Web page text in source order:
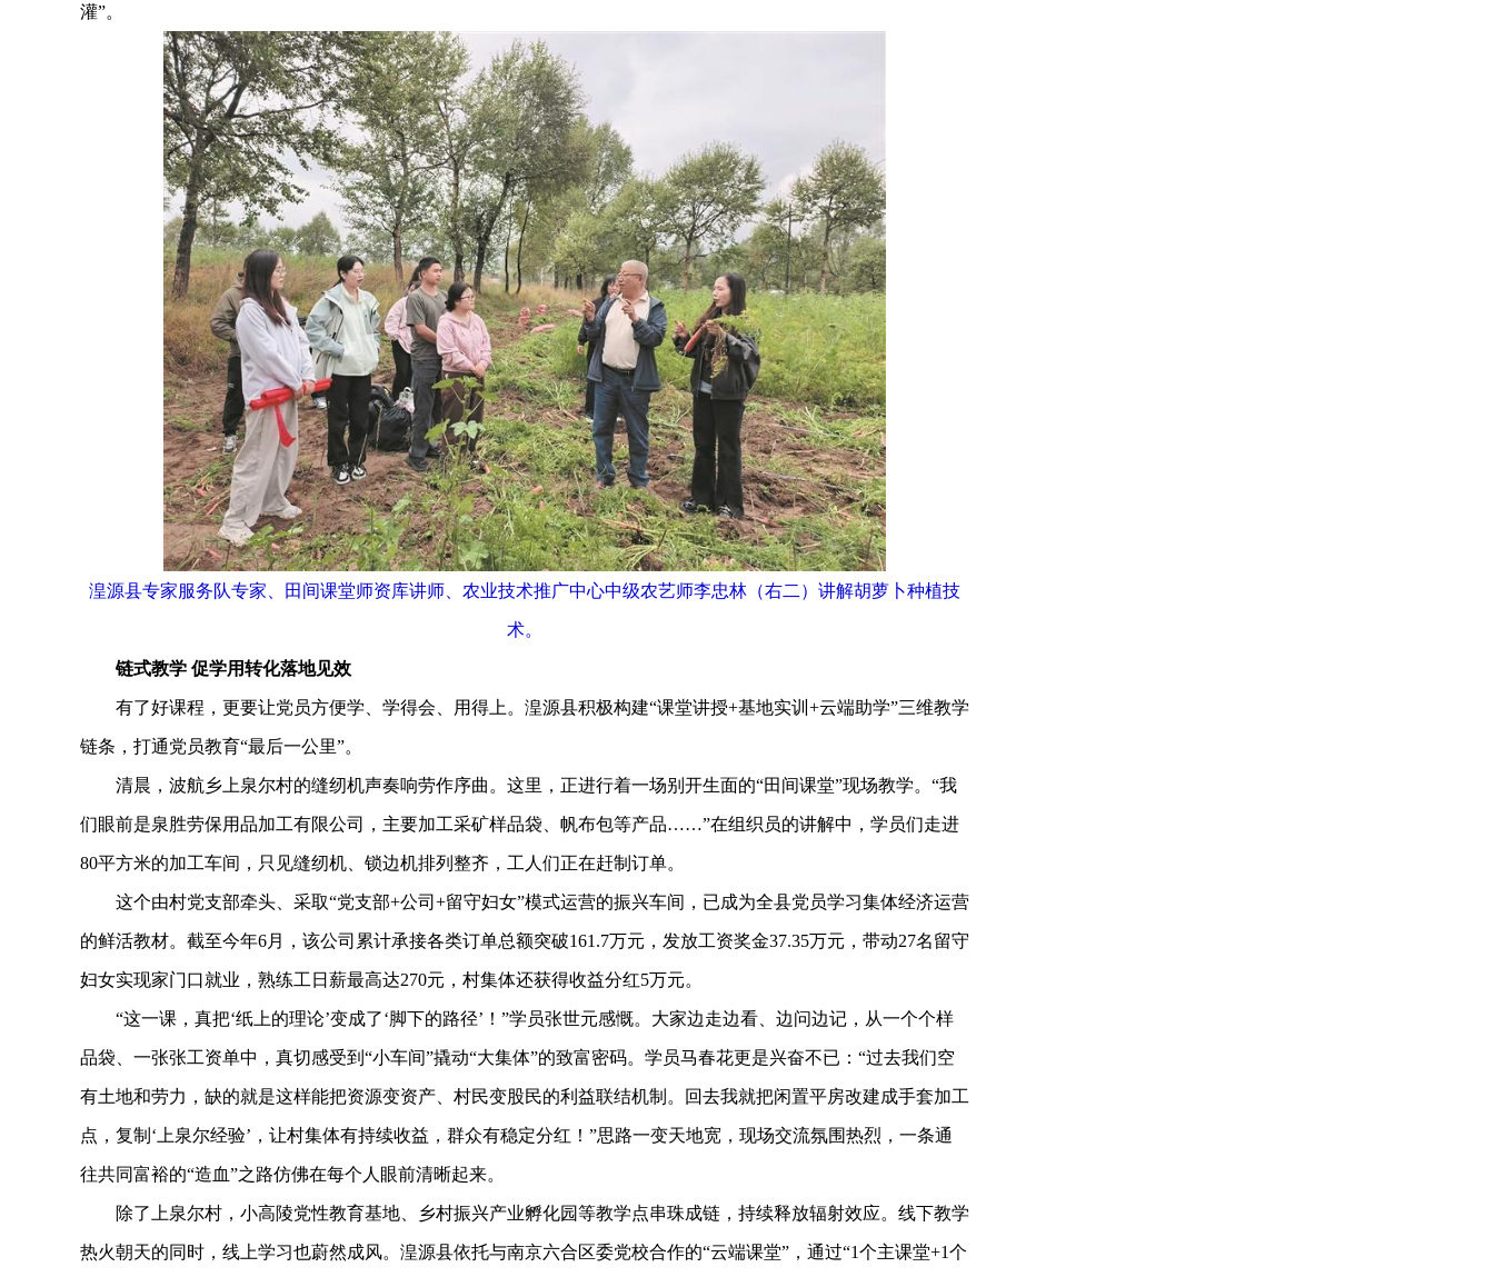
灌”。
湟源县专家服务队专家、田间课堂师资库讲师、农业技术推广中心中级农艺师李忠林（右二）讲解胡萝卜种植技
术。
链式教学 促学用转化落地见效
有了好课程，更要让党员方便学、学得会、用得上。湟源县积极构建“课堂讲授+基地实训+云端助学”三维教学
链条，打通党员教育“最后一公里”。
清晨，波航乡上泉尔村的缝纫机声奏响劳作序曲。这里，正进行着一场别开生面的“田间课堂”现场教学。“我
们眼前是泉胜劳保用品加工有限公司，主要加工采矿样品袋、帆布包等产品……”在组织员的讲解中，学员们走进
80平方米的加工车间，只见缝纫机、锁边机排列整齐，工人们正在赶制订单。
这个由村党支部牵头、采取“党支部+公司+留守妇女”模式运营的振兴车间，已成为全县党员学习集体经济运营
的鲜活教材。截至今年6月，该公司累计承接各类订单总额突破161.7万元，发放工资奖金37.35万元，带动27名留守
妇女实现家门口就业，熟练工日薪最高达270元，村集体还获得收益分红5万元。
“这一课，真把‘纸上的理论’变成了‘脚下的路径’！”学员张世元感慨。大家边走边看、边问边记，从一个个样
品袋、一张张工资单中，真切感受到“小车间”撬动“大集体”的致富密码。学员马春花更是兴奋不已：“过去我们空
有土地和劳力，缺的就是这样能把资源变资产、村民变股民的利益联结机制。回去我就把闲置平房改建成手套加工
点，复制‘上泉尔经验’，让村集体有持续收益，群众有稳定分红！”思路一变天地宽，现场交流氛围热烈，一条通
往共同富裕的“造血”之路仿佛在每个人眼前清晰起来。
除了上泉尔村，小高陵党性教育基地、乡村振兴产业孵化园等教学点串珠成链，持续释放辐射效应。线下教学
热火朝天的同时，线上学习也蔚然成风。湟源县依托与南京六合区委党校合作的“云端课堂”，通过“1个主课堂+1个